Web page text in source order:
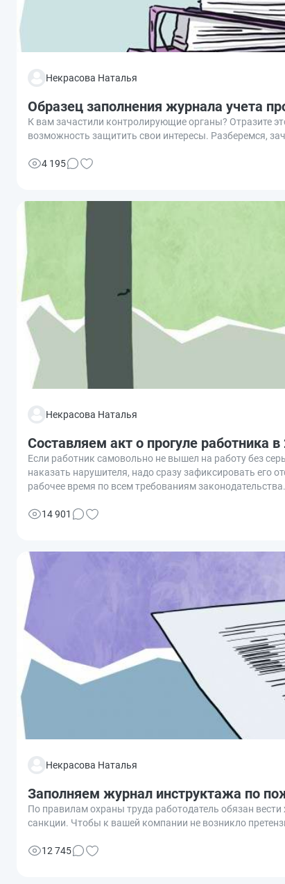
Некрасова Наталья
Образец заполнения журнала учета
К вам зачастили контролирующие органы? Отразите
возможность защитить свои интересы. Разберемся,
4 195
Некрасова Наталья
Составляем акт о прогуле работника в
Если работник самовольно не вышел на работу без
наказать нарушителя, надо сразу зафиксировать его
рабочее время по всем требованиям законодательства.
14 901
Некрасова Наталья
Заполняем журнал инструктажа по
По правилам охраны труда работодатель обязан
санкции. Чтобы к вашей компании не возникло
12 745